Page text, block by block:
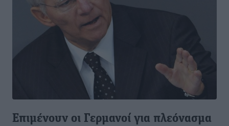
Επιμένουν οι Γερμανοί για πλεόνασμα